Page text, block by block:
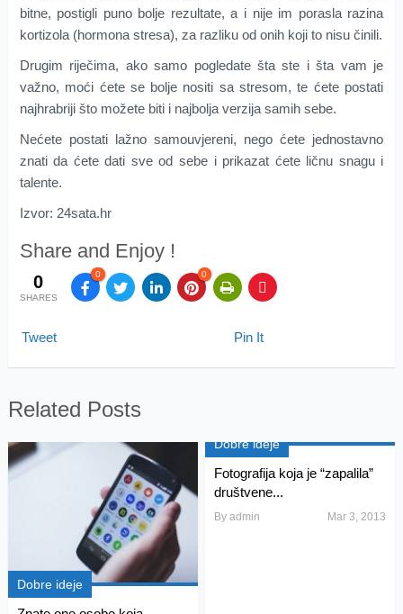
bitne, postigli puno bolje rezultate, a i nije im porasla razina
kortizola (hormona stresa), za razliku od onih koji to nisu činili.
Drugim riječima, ako samo pogledate šta ste i šta vam je
važno, moći ćete se bolje nositi sa stresom, te ćete postati
najhrabriji što možete biti i najbolja verzija samih sebe.
Nećete postati lažno samouvjereni, nego ćete jednostavno
znati da ćete dati sve od sebe i prikazat ćete ličnu snagu i
talente.
Izvor: 24sata.hr
Share and Enjoy !
0
SHARES
0 0
Tweet Pin It
Related Posts
Dobre ideje
Dobre ideje
Fotografija koja je “zapalila”
društvene...
Byadmin Mar 3, 2013